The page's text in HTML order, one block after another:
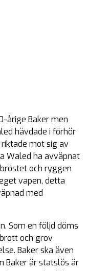
årige Baker men
hävdade i förhör
mot sig av
Waled ha avväpnat
och ryggen
vapen, detta
med
Som en följd döms
och grov
Baker ska även
Baker är statslös är